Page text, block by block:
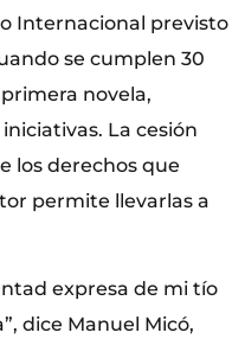
Internacional previsto
se cumplen 30
novela,
iniciativas. La cesión
los derechos que
permite llevarlas a
expresa de mi tío
dice Manuel Micó,